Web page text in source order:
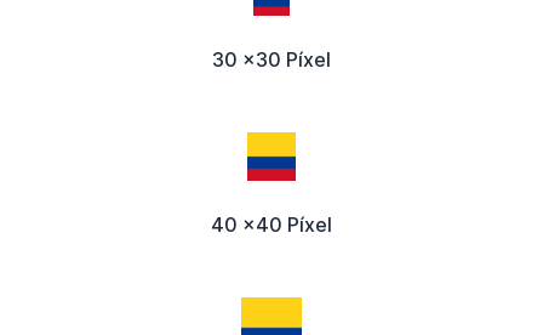
30 x30 Píxel
40 x40 Píxel